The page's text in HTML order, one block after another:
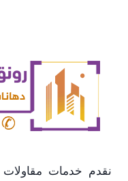
نقدم خدمات